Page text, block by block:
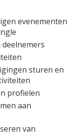
evenementen
deelnemers
sturen en
profielen
aan
van